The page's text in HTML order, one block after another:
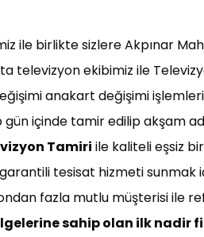
ile birlikte sizlere Akpınar
televizyon ekibimiz ile
anakart değişimi
gün içinde tamir edilip akşam
Tamiri ile kaliteli eşsiz
tesisat hizmeti
fazla mutlu müşterisi ile
sahip olan ilk nadir